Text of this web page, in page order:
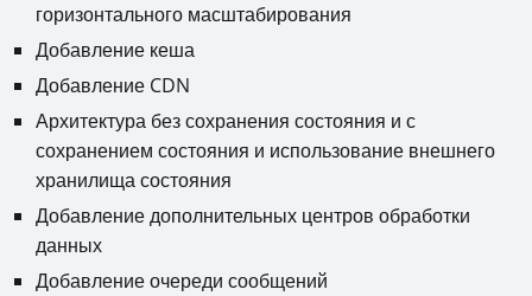
горизонтального масштабирования
Добавление кеша
Добавление CDN
Архитектура без сохранения состояния и с
сохранением состояния и использование внешнего
хранилища состояния
Добавление дополнительных центров обработки
данных
Добавление очереди сообщений